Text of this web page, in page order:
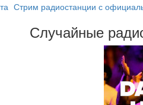
Стрим радиостанции с
Случайные